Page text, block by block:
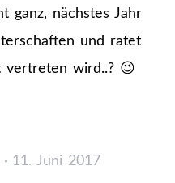
ganz, nächstes Jahr
und ratet
vertreten wird..? 😉
11. Juni 2017